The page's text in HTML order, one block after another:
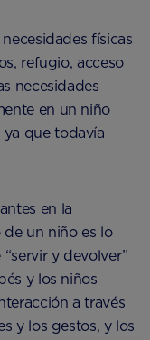
físicas
refugio, acceso
necesidades
en un niño
que todavía
en la
un niño es lo
y devolver”
y los niños
a través
y los gestos, y los